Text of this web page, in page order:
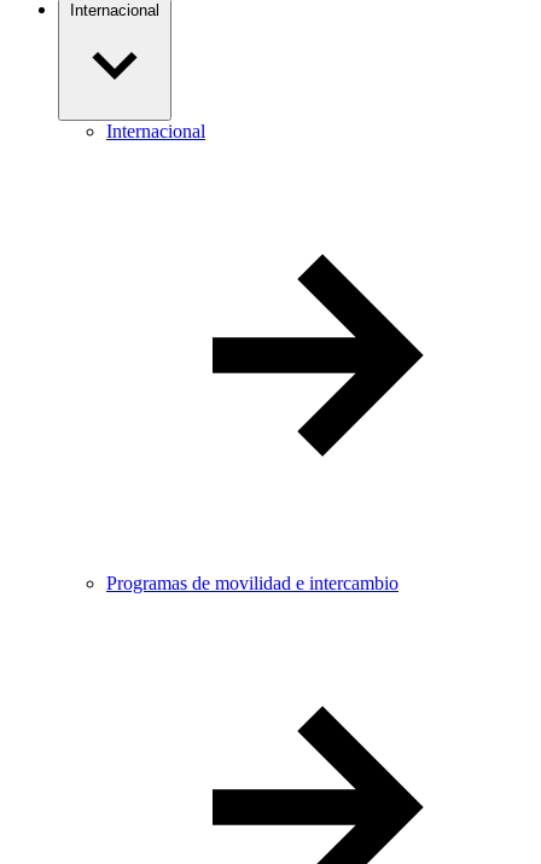
Internacional
Internacional
Programas de movilidad e intercambio